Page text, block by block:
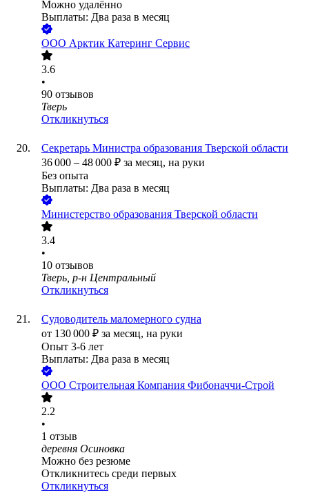
Можно удалённо
Выплаты: Два раза в месяц
ООО Арктик Катеринг Сервис
3.6
•
90 отзывов
Тверь
Откликнуться
Секретарь Министра образования Тверской области
36 000 – 48 000 ₽ за месяц, на руки
Без опыта
Выплаты: Два раза в месяц
Министерство образования Тверской области
3.4
•
10 отзывов
Тверь, р-н Центральный
Откликнуться
Судоводитель маломерного судна
от 130 000 ₽ за месяц, на руки
Опыт 3-6 лет
Выплаты: Два раза в месяц
ООО Строительная Компания Фибоначчи-Строй
2.2
•
1 отзыв
деревня Осиновка
Можно без резюме
Откликнитесь среди первых
Откликнуться